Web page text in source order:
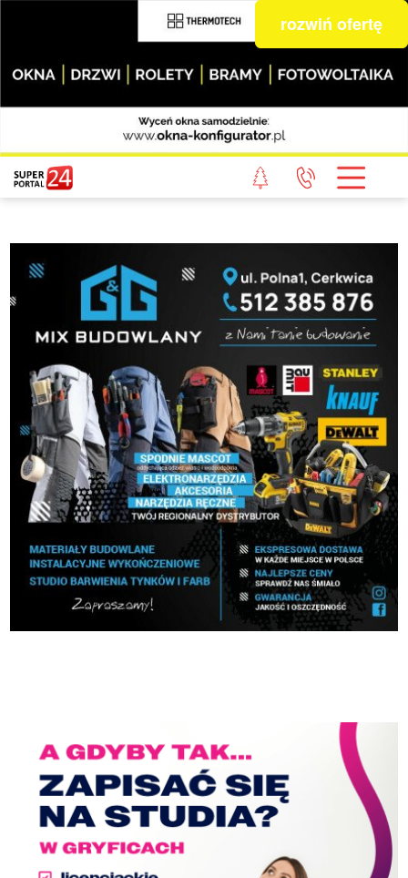
rozwiń ofertę
STRONA GŁÓWNA
POWIAT GRYFICKI
WIADOMOŚCI Z LASU
STUDIO SUPERPORTALU
KONTAKT
REDAKCJA
REGULAMIN